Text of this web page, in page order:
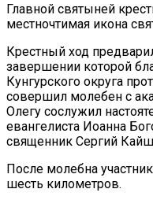
Главной святыней
местночтимая икона
Крестный ход
завершении которой
Кунгурского округа
совершил молебен с
Олегу сослужил
евангелиста Иоанна
священник Сергий
После молебна
шесть километров.